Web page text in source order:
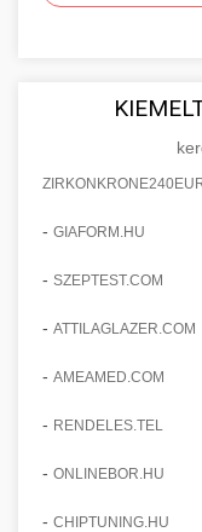
- GIAFORM.HU
- SZEPTEST.COM
- ATTILAGLAZER.COM
- AMEAMED.COM
- RENDELES.TEL
- ONLINEBOR.HU
- CHIPTUNING.HU